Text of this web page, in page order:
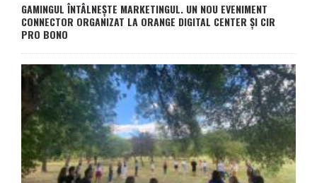
GAMINGUL ÎNTÂLNEȘTE MARKETINGUL. UN NOU EVENIMENT
CONNECTOR ORGANIZAT LA ORANGE DIGITAL CENTER ȘI CIR
PRO BONO